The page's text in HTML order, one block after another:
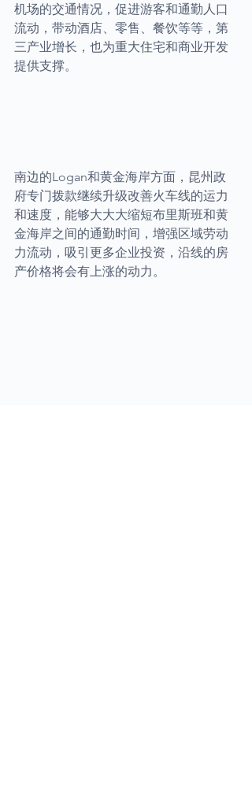
机场的交通情况，促进游客和通勤人口
流动，带动酒店、零售、餐饮等等，第
三产业增长，也为重大住宅和商业开发
提供支撑。
南边的Logan和黄金海岸方面，昆州政
府专门拨款继续升级改善火车线的运力
和速度，能够大大大缩短布里斯班和黄
金海岸之间的通勤时间，增强区域劳动
力流动，吸引更多企业投资，沿线的房
产价格将会有上涨的动力。